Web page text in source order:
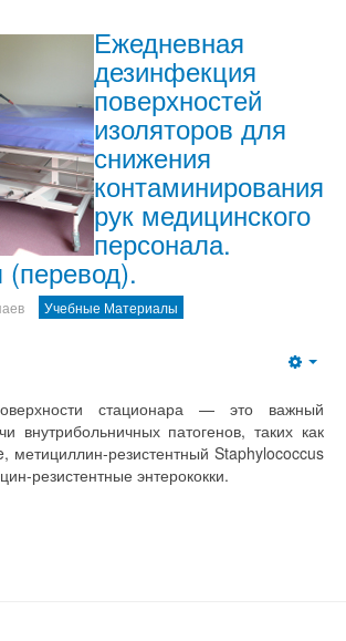
Ежедневная
дезинфекция
поверхностей
изоляторов для
снижения
контаминирования
рук медицинского
персонала.
Учебные Материалы
стационара — это важный
внутрибольничных патогенов, таких как
метициллин-резистентный Staphylococcus
резистентные энтерококки.